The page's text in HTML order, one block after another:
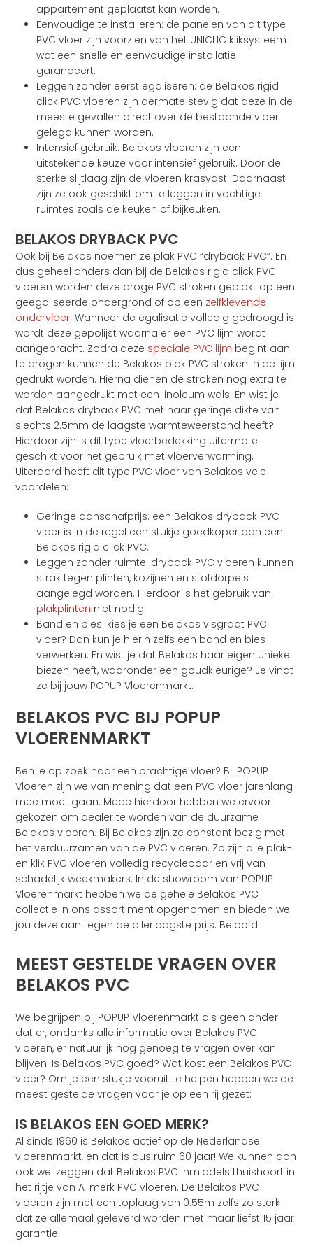
appartement geplaatst kan worden.
Eenvoudige te installeren: de panelen van dit type
PVC vloer zijn voorzien van het UNICLIC kliksysteem
wat een snelle en eenvoudige installatie
garandeert.
Leggen zonder eerst egaliseren: de Belakos rigid
click PVC vloeren zijn dermate stevig dat deze in de
meeste gevallen direct over de bestaande vloer
gelegd kunnen worden.
Intensief gebruik: Belakos vloeren zijn een
uitstekende keuze voor intensief gebruik. Door de
sterke slijtlaag zijn de vloeren krasvast. Daarnaast
zijn ze ook geschikt om te leggen in vochtige
ruimtes zoals de keuken of bijkeuken.
BELAKOS DRYBACK PVC
Ook bij Belakos noemen ze plak PVC “dryback PVC”. En
dus geheel anders dan bij de Belakos rigid click PVC
vloeren worden deze droge PVC stroken geplakt op een
geëgaliseerde ondergrond of op een zelfklevende
ondervloer. Wanneer de egalisatie volledig gedroogd is
wordt deze gepolijst waarna er een PVC lijm wordt
aangebracht. Zodra deze speciale PVC lijm begint aan
te drogen kunnen de Belakos plak PVC stroken in de lijm
gedrukt worden. Hierna dienen de stroken nog extra te
worden aangedrukt met een linoleum wals. En wist je
dat Belakos dryback PVC met haar geringe dikte van
slechts 2.5mm de laagste warmteweerstand heeft?
Hierdoor zijn is dit type vloerbedekking uitermate
geschikt voor het gebruik met vloerverwarming.
Uiteraard heeft dit type PVC vloer van Belakos vele
voordelen:
Geringe aanschafprijs: een Belakos dryback PVC
vloer is in de regel een stukje goedkoper dan een
Belakos rigid click PVC.
Leggen zonder ruimte: dryback PVC vloeren kunnen
strak tegen plinten, kozijnen en stofdorpels
aangelegd worden. Hierdoor is het gebruik van
plakplinten niet nodig.
Band en bies: kies je een Belakos visgraat PVC
vloer? Dan kun je hierin zelfs een band en bies
verwerken. En wist je dat Belakos haar eigen unieke
biezen heeft, waaronder een goudkleurige? Je vindt
ze bij jouw POPUP Vloerenmarkt.
BELAKOS PVC BIJ POPUP
VLOERENMARKT
Ben je op zoek naar een prachtige vloer? Bij POPUP
Vloeren zijn we van mening dat een PVC vloer jarenlang
mee moet gaan. Mede hierdoor hebben we ervoor
gekozen om dealer te worden van de duurzame
Belakos vloeren. Bij Belakos zijn ze constant bezig met
het verduurzamen van de PVC vloeren. Zo zijn alle plak-
en klik PVC vloeren volledig recyclebaar en vrij van
schadelijk weekmakers. In de showroom van POPUP
Vloerenmarkt hebben we de gehele Belakos PVC
collectie in ons assortiment opgenomen en bieden we
jou deze aan tegen de allerlaagste prijs. Beloofd.
MEEST GESTELDE VRAGEN OVER
BELAKOS PVC
We begrijpen bij POPUP Vloerenmarkt als geen ander
dat er, ondanks alle informatie over Belakos PVC
vloeren, er natuurlijk nog genoeg te vragen over kan
blijven. Is Belakos PVC goed? Wat kost een Belakos PVC
vloer? Om je een stukje vooruit te helpen hebben we de
meest gestelde vragen voor je op een rij gezet:
IS BELAKOS EEN GOED MERK?
Al sinds 1960 is Belakos actief op de Nederlandse
vloerenmarkt, en dat is dus ruim 60 jaar! We kunnen dan
ook wel zeggen dat Belakos PVC inmiddels thuishoort in
het rijtje van A-merk PVC vloeren. De Belakos PVC
vloeren zijn met een toplaag van 0.55m zelfs zo sterk
dat ze allemaal geleverd worden met maar liefst 15 jaar
garantie!